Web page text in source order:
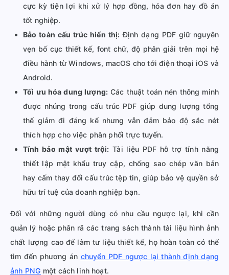
cực kỳ tiện lợi khi xử lý hợp đồng, hóa đơn hay đồ án
tốt nghiệp.
Bảo toàn cấu trúc hiển thị: Định dạng PDF giữ nguyên
vẹn bố cục thiết kế, font chữ, độ phân giải trên mọi hệ
điều hành từ Windows, macOS cho tới điện thoại iOS và
Android.
Tối ưu hóa dung lượng:Các thuật toán nén thông minh
được nhúng trong cấu trúc PDF giúp dung lượng tổng
thể giảm đi đáng kể nhưng vẫn đảm bảo độ sắc nét
thích hợp cho việc phân phối trực tuyến.
Tính bảo mật vượt trội: Tài liệu PDF hỗ trợ tính năng
thiết lập mật khẩu truy cập, chống sao chép văn bản
hay cấm thay đổi cấu trúc tệp tin, giúp bảo vệ quyền sở
hữu trí tuệ của doanh nghiệp bạn.
Đối với những người dùng có nhu cầu ngược lại, khi cần
quản lý hoặc phân rã các trang sách thành tài liệu hình ảnh
chất lượng cao để làm tư liệu thiết kế, họ hoàn toàn có thể
tìm đến phương án chuyển PDF ngược lại thành định dạng
ảnh PNG một cách linh hoạt.